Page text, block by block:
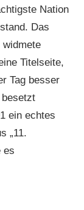
Nation
Das
widmete
Titelseite,
Tag besser
ein echtes
„11.
es